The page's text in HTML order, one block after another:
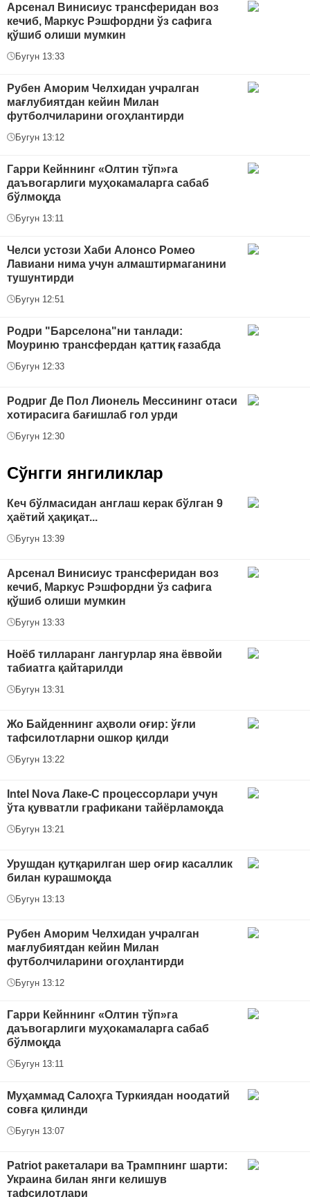
Арсенал Винисиус трансферидан воз
кечиб, Маркус Рэшфордни ўз сафига
қўшиб олиши мумкин
Бугун 13:33
Рубен Аморим Челхидан учралган
мағлубиятдан кейин Милан
футболчиларини огоҳлантирди
Бугун 13:12
Гарри Кейннинг «Олтин тўп»га
даъвогарлиги муҳокамаларга сабаб
бўлмоқда
Бугун 13:11
Челси устози Хаби Алонсо Ромео
Лавиани нима учун алмаштирмаганини
тушунтирди
Бугун 12:51
Родри "Барселона"ни танлади:
Моуриню трансфердан қаттиқ ғазабда
Бугун 12:33
Родриг Де Пол Лионель Мессининг отаси
хотирасига бағишлаб гол урди
Бугун 12:30
Сўнгги янгиликлар
Кеч бўлмасидан англаш керак бўлган 9
ҳаётий ҳақиқат...
Бугун 13:39
Арсенал Винисиус трансферидан воз
кечиб, Маркус Рэшфордни ўз сафига
қўшиб олиши мумкин
Бугун 13:33
Ноёб тилларанг лангурлар яна ёввойи
табиатга қайтарилди
Бугун 13:31
Жо Байденнинг аҳволи оғир: ўғли
тафсилотларни ошкор қилди
Бугун 13:22
Intel Nova Лаке-С процессорлари учун
ўта қувватли графикани тайёрламоқда
Бугун 13:21
Урушдан қутқарилган шер оғир касаллик
билан курашмоқда
Бугун 13:13
Рубен Аморим Челхидан учралган
мағлубиятдан кейин Милан
футболчиларини огоҳлантирди
Бугун 13:12
Гарри Кейннинг «Олтин тўп»га
даъвогарлиги муҳокамаларга сабаб
бўлмоқда
Бугун 13:11
Муҳаммад Салоҳга Туркиядан ноодатий
совға қилинди
Бугун 13:07
Patriot ракеталари ва Трампнинг шарти:
Украина билан янги келишув
тафсилотлари